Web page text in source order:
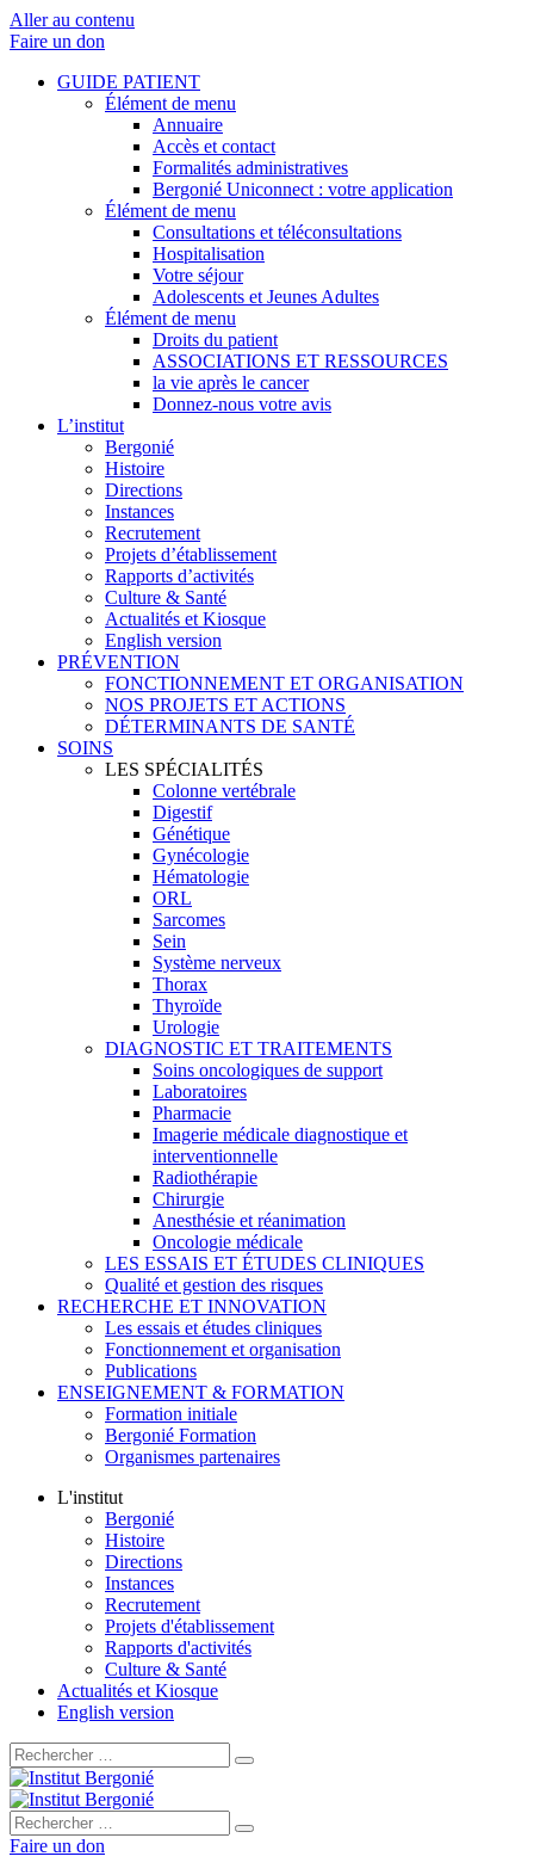
Aller au contenu
Faire un don
GUIDE PATIENT
Élément de menu
Annuaire
Accès et contact
Formalités administratives
Bergonié Uniconnect : votre application
Élément de menu
Consultations et téléconsultations
Hospitalisation
Votre séjour
Adolescents et Jeunes Adultes
Élément de menu
Droits du patient
ASSOCIATIONS ET RESSOURCES
la vie après le cancer
Donnez-nous votre avis
L’institut
Bergonié
Histoire
Directions
Instances
Recrutement
Projets d’établissement
Rapports d’activités
Culture & Santé
Actualités et Kiosque
English version
PRÉVENTION
FONCTIONNEMENT ET ORGANISATION
NOS PROJETS ET ACTIONS
DÉTERMINANTS DE SANTÉ
SOINS
LES SPÉCIALITÉS
Colonne vertébrale
Digestif
Génétique
Gynécologie
Hématologie
ORL
Sarcomes
Sein
Système nerveux
Thorax
Thyroïde
Urologie
DIAGNOSTIC ET TRAITEMENTS
Soins oncologiques de support
Laboratoires
Pharmacie
Imagerie médicale diagnostique et
interventionnelle
Radiothérapie
Chirurgie
Anesthésie et réanimation
Oncologie médicale
LES ESSAIS ET ÉTUDES CLINIQUES
Qualité et gestion des risques
RECHERCHE ET INNOVATION
Les essais et études cliniques
Fonctionnement et organisation
Publications
ENSEIGNEMENT & FORMATION
Formation initiale
Bergonié Formation
Organismes partenaires
L'institut
Bergonié
Histoire
Directions
Instances
Recrutement
Projets d'établissement
Rapports d'activités
Culture & Santé
Actualités et Kiosque
English version
Rechercher :
Rechercher :
Faire un don